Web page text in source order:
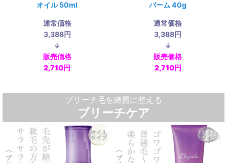
オイル 50ml
通常価格
3,388円
↓
販売価格
2,710円
バーム 40g
通常価格
3,388円
↓
販売価格
2,710円
ブリーチ毛を綺麗に整える
ブリーチケア